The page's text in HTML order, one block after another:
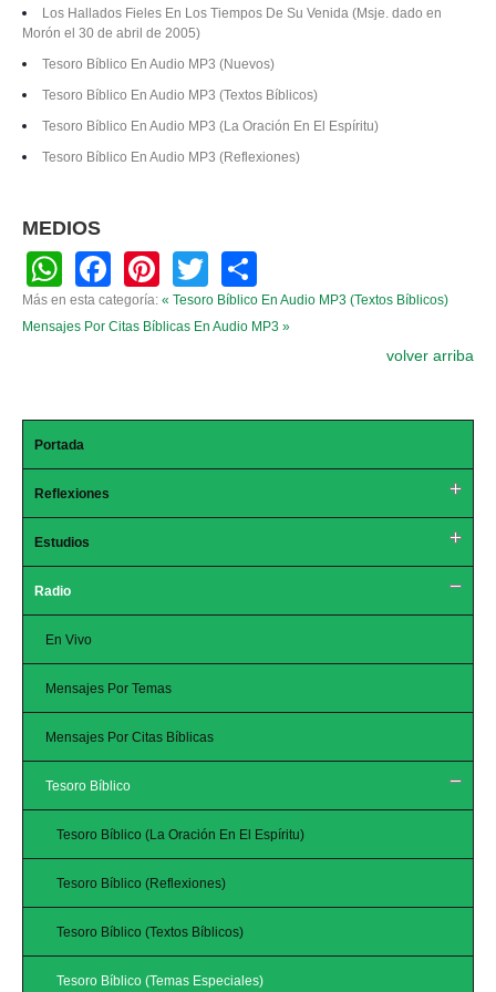
Los Hallados Fieles En Los Tiempos De Su Venida (Msje. dado en
Morón el 30 de abril de 2005)
Tesoro Bíblico En Audio MP3 (Nuevos)
Tesoro Bíblico En Audio MP3 (Textos Bíblicos)
Tesoro Bíblico En Audio MP3 (La Oración En El Espíritu)
Tesoro Bíblico En Audio MP3 (Reflexiones)
MEDIOS
W
h
at
p
p
F
a
c
o
k
Pi
nt
er
T
wi
tt
h
ar
Más en esta categoría: « Tesoro Bíblico En Audio MP3 (Textos Bíblicos)
Mensajes Por Citas Bíblicas En Audio MP3 »
volver arriba
Portada
Reflexiones
Estudios
Radio
En Vivo
Mensajes Por Temas
Mensajes Por Citas Bíblicas
Tesoro Bíblico
Tesoro Bíblico (La Oración En El Espíritu)
Tesoro Bíblico (Reflexiones)
Tesoro Bíblico (Textos Bíblicos)
Tesoro Bíblico (Temas Especiales)